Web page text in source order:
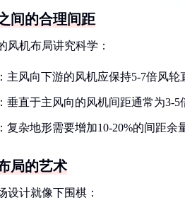
间的合理间距
风机布局讲究科学：
：主风向下游的风机应保持5-7倍风轮
：垂直于主风向的风机间距通常为3-5
：复杂地形需要增加10-20%的间距余
局的艺术
设计就像下围棋：